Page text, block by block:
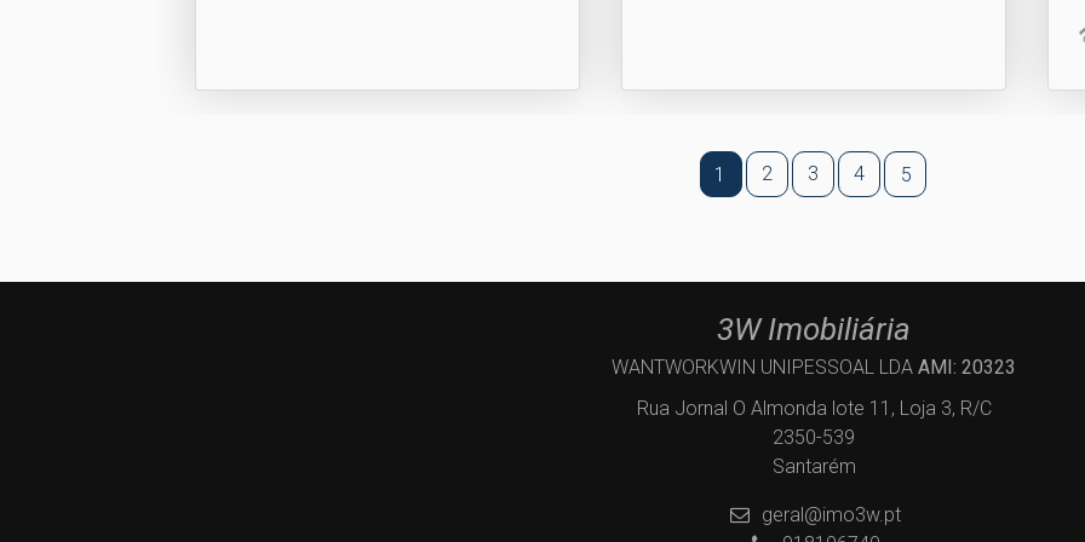
1 2 3 4 5
3W Imobiliária
WANTWORKWIN UNIPESSOAL LDA AMI: 20323
Rua Jornal O Almonda lote 11, Loja 3, R/C
2350-539
Santarém
geral@imo3w.pt